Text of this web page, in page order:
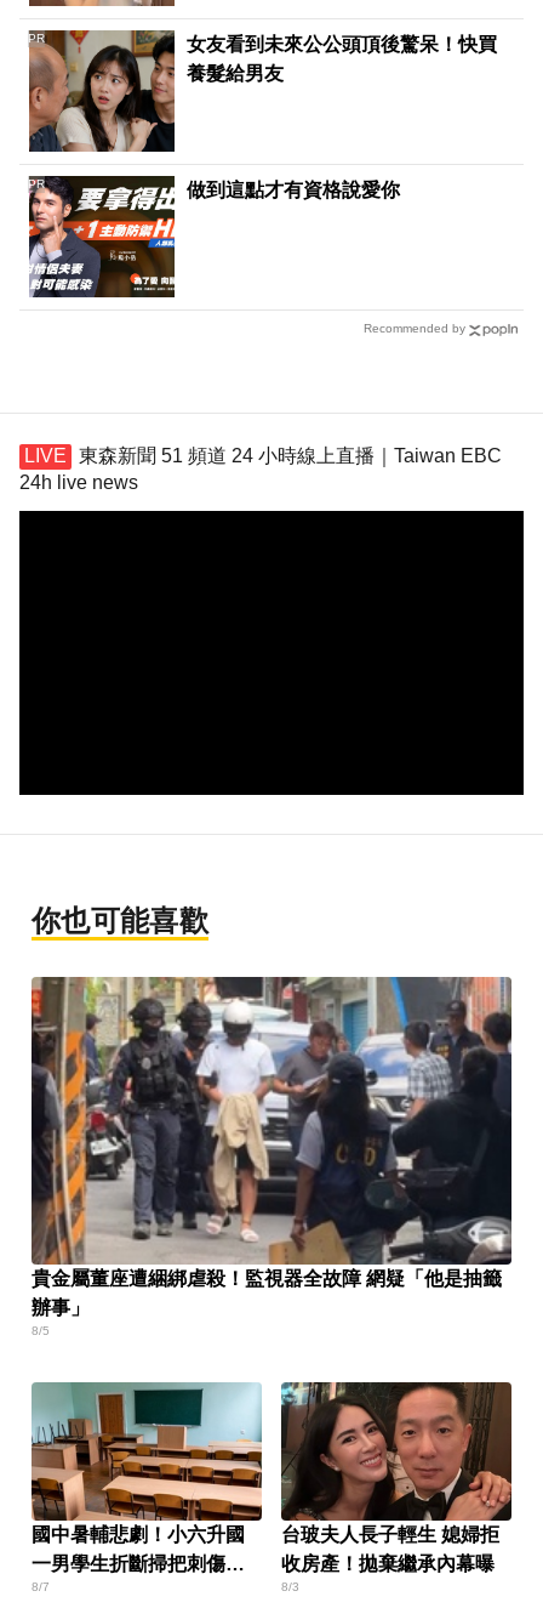
女友看到未來公公頭頂後驚呆！快買
養髮給男友
PR
做到這點才有資格說愛你
PR
Recommended by
東森新聞 51 頻道 24 小時線上直播｜Taiwan EBC
24h live news
你也可能喜歡
貴金屬董座遭綑綁虐殺！監視器全故障 網疑「他是抽籤
辦事」
8/5
國中暑輔悲劇！小六升國
一男學生折斷掃把刺傷女
師 右眼恐失明
8/7
台玻夫人長子輕生 媳婦拒
收房產！拋棄繼承內幕曝
8/3